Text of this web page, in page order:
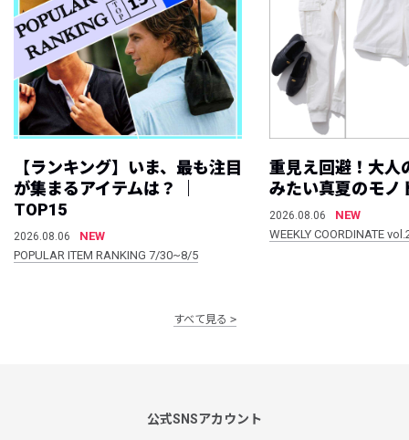
【ランキング】いま、最も注目
が集まるアイテムは？ ｜
TOP15
2026.08.06
NEW
POPULAR ITEM RANKING 7/30~8/5
重見え回避！大人
みたい真夏のモノ
2026.08.06
NEW
WEEKLY COORDINATE
すべて見る
公式SNSアカウント